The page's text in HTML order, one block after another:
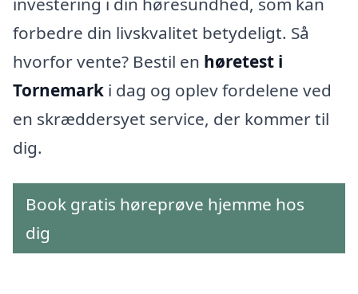
forbedre din livskvalitet betydeligt. Så
hvorfor vente? Bestil en høretest i
Tornemark i dag og oplev fordelene ved
en skræddersyet service, der kommer til
dig.
Book gratis høreprøve hjemme hos
dig